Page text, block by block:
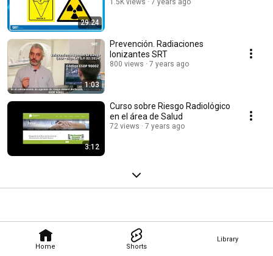
Home Shorts
Library
29:24
1.5K views 7 years ago
1:03
Prevención. Radiaciones
Ionizantes SRT
800 views 7 years ago
3:12
Curso sobre Riesgo Radiológico
en el área de Salud
72 views 7 years ago